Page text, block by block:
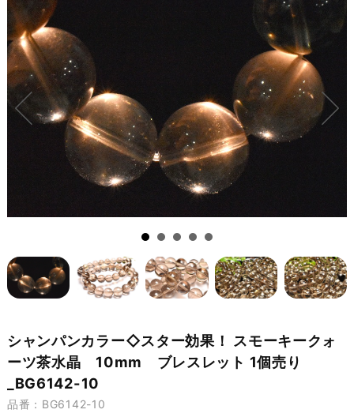
シャンパンカラー◇スター効果！ スモーキークォ
ーツ茶水晶 10mm ブレスレット 1個売り
_BG6142-10
品番：BG6142-10